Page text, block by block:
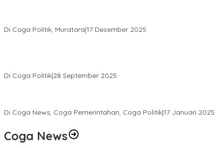
Di Coga Politik, Muratara|17 Desember 2025
Di Coga Politik|28 September 2025
Di Coga News, Coga Pemerintahan, Coga Politik|17 Januari 2025
Coga News